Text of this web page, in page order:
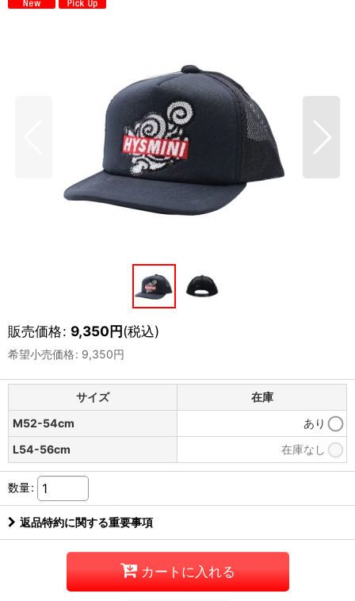
販売価格: 9,350円(税込)
希望小売価格: 9,350円
サイズ
在庫
M52-54cm
あり
L54-56cm
在庫なし
数量:
返品特約に関する重要事項
カートに入れる